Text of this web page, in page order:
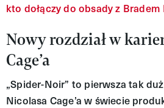
kto dołączy do obsady z
Nowy rozdział w
Cage’a
„Spider-Noir” to pierwsza tak
Nicolasa Cage’a w świecie